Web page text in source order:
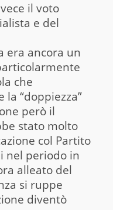
il voto
e del
era ancora un
che
“doppiezza”
però il
stato molto
col Partito
nel periodo in
alleato del
si ruppe
diventò